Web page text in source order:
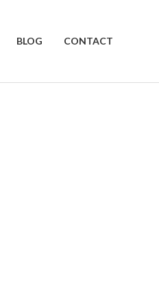
BLOG CONTACT